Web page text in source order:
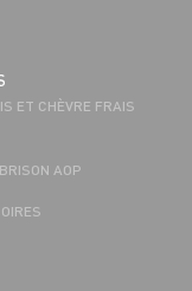
ET CHÈVRE FRAIS
AOP